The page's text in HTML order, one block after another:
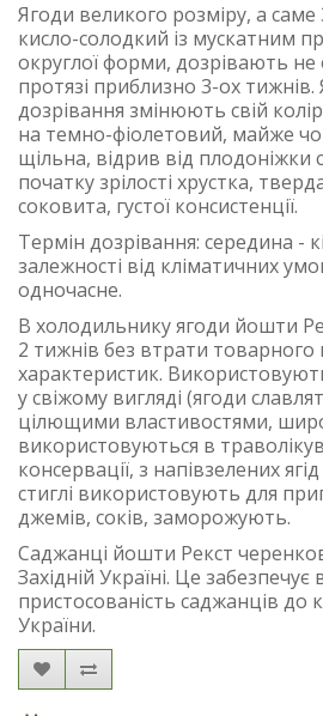
Ягоди великого розміру, а
кисло-солодкий із мускатним
округлої форми, дозрівають не
протязі приблизно 3-ох тижнів.
дозрівання змінюють свій
на темно-фіолетовий, майже
щільна, відрив від плодоніжки
початку зрілості хрустка,
соковита, густої консистенції.
Термін дозрівання: середина -
залежності від кліматичних
одночасне.
В холодильнику ягоди йошти
2 тижнів без втрати товарного
характеристик.
у свіжому вигляді (ягоди
цілющими властивостями,
використовуються в
консервації, з напівзелених
стиглі використовують для
джемів, соків, заморожують.
Саджанці йошти Рекст
Західній Україні. Це забезпечує
пристосованість саджанців до
України.